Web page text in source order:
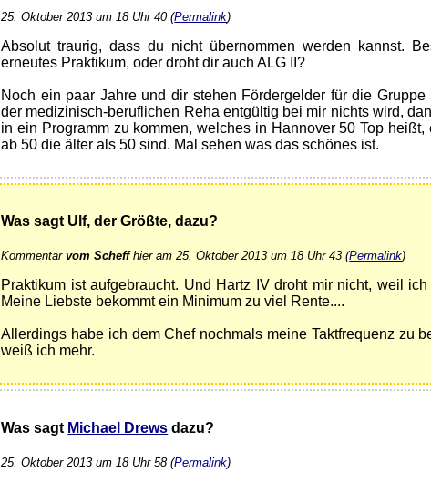
25. Oktober 2013 um 18 Uhr 40 (Permalink)
Absolut traurig, dass du nicht übernommen werden kannst.
erneutes Praktikum, oder droht dir auch ALG II?
Noch ein paar Jahre und dir stehen Fördergelder für die
der medizinisch-beruflichen Reha entgültig bei mir nichts wird,
in ein Programm zu kommen, welches in Hannover 50 Top heißt,
ab 50 die älter als 50 sind. Mal sehen was das schönes ist.
Was sagt Ulf, der Größte, dazu?
Kommentarvom Scheffhier am 25. Oktober 2013 um 18 Uhr 43 (Permalink)
Praktikum ist aufgebraucht. Und Hartz IV droht mir nicht, weil
Meine Liebste bekommt ein Minimum zu viel Rente....
Allerdings habe ich dem Chef nochmals meine Taktfrequenz zu
weiß ich mehr.
Was sagt Michael Drews dazu?
25. Oktober 2013 um 18 Uhr 58 (Permalink)